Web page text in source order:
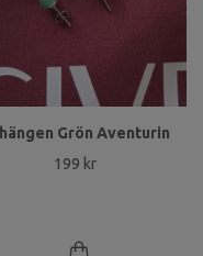
Grön Aventurin
199 kr